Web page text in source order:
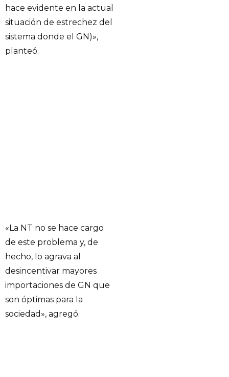
hace evidente en la actual
situación de estrechez del
sistema donde el GN)»,
planteó.
«La NT no se hace cargo
de este problema y, de
hecho, lo agrava al
desincentivar mayores
importaciones de GN que
son óptimas para la
sociedad», agregó.